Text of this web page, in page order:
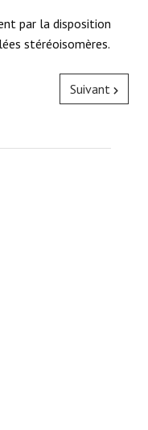
par la disposition
stéréoisomères.
Suivant